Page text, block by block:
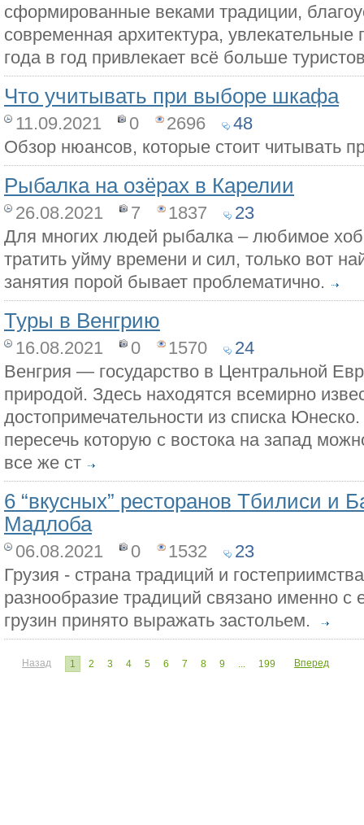
сформированные веками традиции,
современная архитектура, увлекательные
года в год привлекает всё больше
Что учитывать при выборе шкафа
11.09.2021 0 2696
48
Обзор нюансов, которые стоит читывать
Рыбалка на озёрах в Карелии
26.08.2021 7 1837
23
Для многих людей рыбалка – любимое
тратить уйму времени и сил, только вот
занятия порой бывает проблематично.
Туры в Венгрию
16.08.2021 0 1570
24
Венгрия — государство в Центральной
природой. Здесь находятся всемирно
достопримечательности из списка
пересечь которую с востока на запад
все же ст
6 “вкусных” ресторанов Тбилиси и
Мадлоба
06.08.2021 0 1532
23
Грузия - страна традиций и
разнообразие традиций связано именно с
грузин принято выражать застольем.
Назад 1 2 3 4 5 6 7 8 9 ... 199 Вперед